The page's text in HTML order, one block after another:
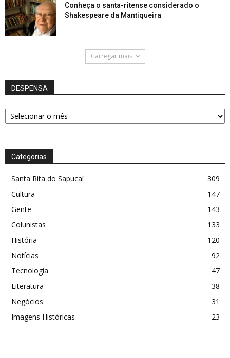
Conheça o santa-ritense considerado o
Shakespeare da Mantiqueira
Carregar mais
DESPENSA
DESPENSA
Categorias
Santa Rita do Sapucaí
309
Cultura
147
Gente
143
Colunistas
133
História
120
Notícias
92
Tecnologia
47
Literatura
38
Negócios
31
Imagens Históricas
23